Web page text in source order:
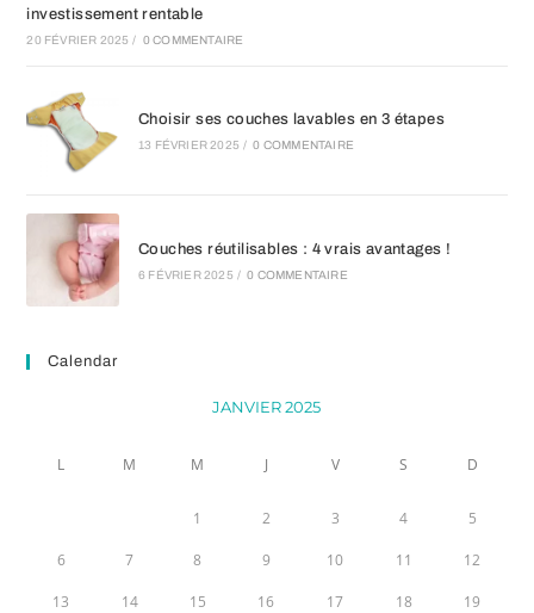
investissement rentable
20 FÉVRIER 2025 / 0 COMMENTAIRE
Choisir ses couches lavables en 3 étapes
13 FÉVRIER 2025 / 0 COMMENTAIRE
Couches réutilisables : 4 vrais avantages !
6 FÉVRIER 2025 / 0 COMMENTAIRE
Calendar
JANVIER 2025
L M M J V S D
1 2 3 4 5
6 7 8 9 10 11 12
13 14 15 16 17 18 19